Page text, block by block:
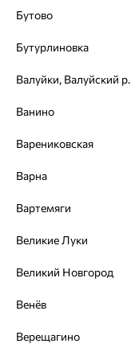
Кольцо
ЮЗ
64%
Бутово
Бутурлиновка
Ванино
Варениковская
Варна
Вартемяги
Великие Луки
Великий Новгород
Венёв
Верещагино